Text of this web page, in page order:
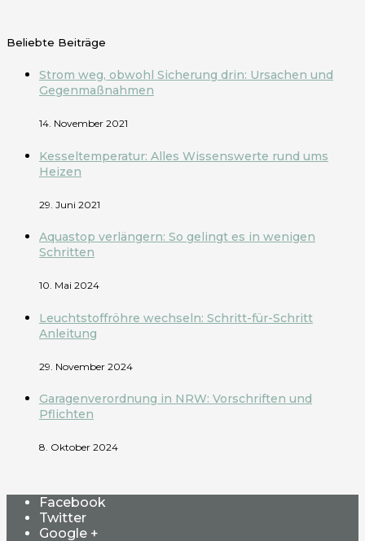
Beliebte Beiträge
Strom weg, obwohl Sicherung drin: Ursachen und
Gegenmaßnahmen
14. November 2021
Kesseltemperatur: Alles Wissenswerte rund ums
Heizen
29. Juni 2021
Aquastop verlängern: So gelingt es in wenigen
Schritten
10. Mai 2024
Leuchtstoffröhre wechseln: Schritt-für-Schritt
Anleitung
29. November 2024
Garagenverordnung in NRW: Vorschriften und
Pflichten
8. Oktober 2024
Facebook
Twitter
Google +